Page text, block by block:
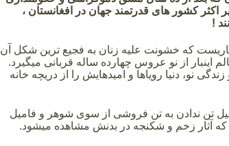
کشور های قدرتمند جهان در افغانستان ،
!
که خشونت علیه زنان به فجیع ترین شکل آن
اینبار از نو عروس چهارده ساله قربانی میگیرد.
نو، دنیا رویاها و امیدهایش را از دریچه خانه
تن ندادن به تن فروشی از سوی شوهر و فامیل
آثار زخم و شکنجه در بدنش مشاهده میشود.